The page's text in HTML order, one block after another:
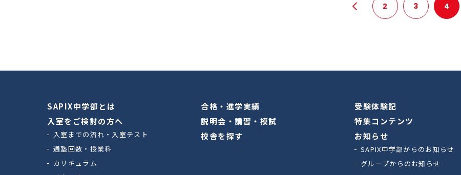
2 3 4
SAPIX中学部とは
入室をご検討の方へ
入室までの流れ・入室テスト
通塾回数・授業料
カリキュラム
合格・進学実績
説明会・講習・模試
校舎を探す
受験体験記
特集コンテンツ
お知らせ
SAPIX中学部からのお知らせ
グループからのお知らせ